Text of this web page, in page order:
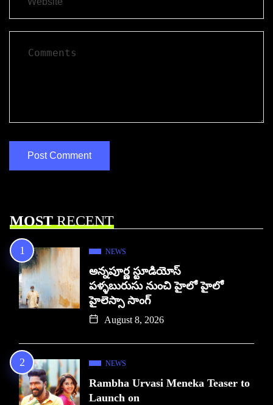
MOSTRECENT
NEWS
అన్నపూర్ణ స్టూడియోస్
పళ్ళబురుసు నుంచి హైలో హైలో
హైలెస్సా సాంగ్
August 8, 2026
NEWS
Rambha Urvasi Meneka Teaser to
Launch on